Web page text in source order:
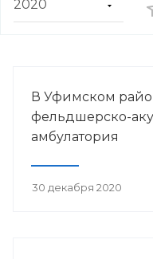
В Уфимском
фельдшерско-
амбулатория
30 декабря 2020